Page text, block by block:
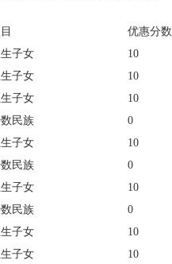
优惠分数
子女
10
子女
10
子女
10
民族
0
子女
10
民族
0
子女
10
民族
0
子女
10
子女
10